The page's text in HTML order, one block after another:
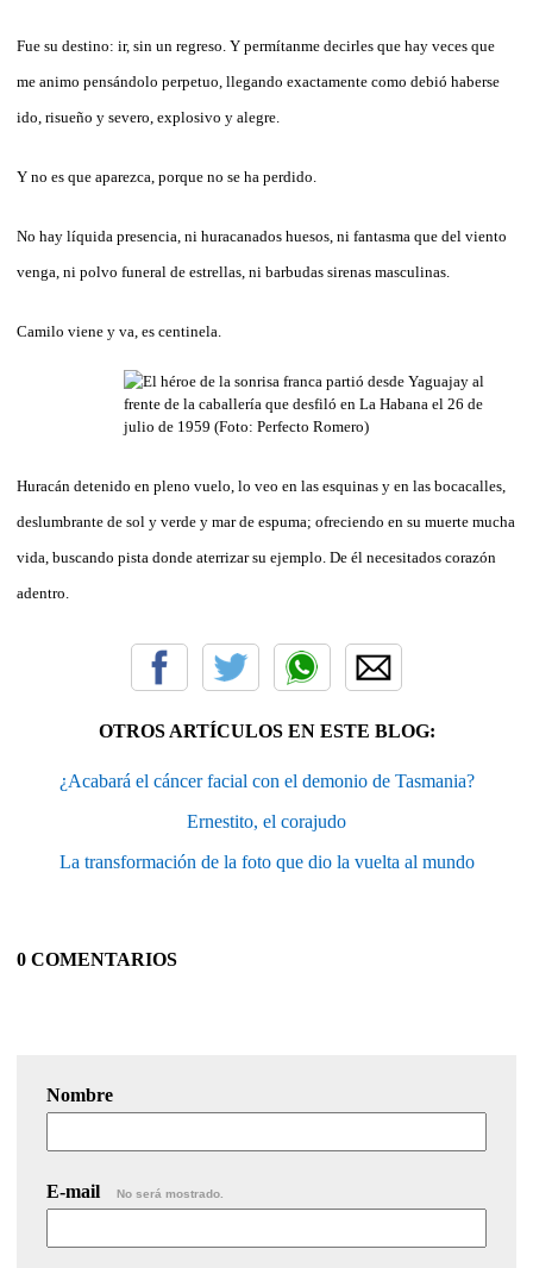
Fue su destino: ir, sin un regreso. Y permítanme decirles que hay veces que
me animo pensándolo perpetuo, llegando exactamente como debió haberse
ido, risueño y severo, explosivo y alegre.
Y no es que aparezca, porque no se ha perdido.
No hay líquida presencia, ni huracanados huesos, ni fantasma que del viento
venga, ni polvo funeral de estrellas, ni barbudas sirenas masculinas.
Camilo viene y va, es centinela.
Huracán detenido en pleno vuelo, lo veo en las esquinas y en las bocacalles,
deslumbrante de sol y verde y mar de espuma; ofreciendo en su muerte mucha
vida, buscando pista donde aterrizar su ejemplo. De él necesitados corazón
adentro.
OTROS ARTÍCULOS EN ESTE BLOG:
¿Acabará el cáncer facial con el demonio de Tasmania?
Ernestito, el corajudo
La transformación de la foto que dio la vuelta al mundo
0 COMENTARIOS
Nombre
E-mail No será mostrado.